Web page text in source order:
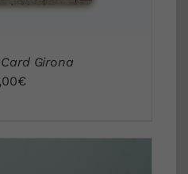
Girona
€